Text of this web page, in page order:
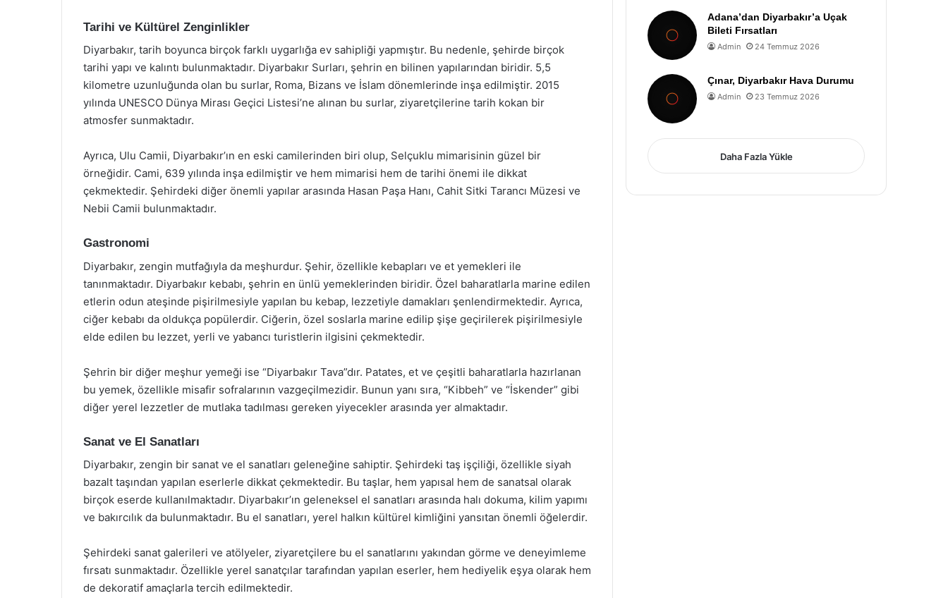
Tarihi ve Kültürel Zenginlikler
Diyarbakır, tarih boyunca birçok farklı uygarlığa ev sahipliği yapmıştır. Bu nedenle, şehirde birçok
tarihi yapı ve kalıntı bulunmaktadır. Diyarbakır Surları, şehrin en bilinen yapılarından biridir. 5,5
kilometre uzunluğunda olan bu surlar, Roma, Bizans ve İslam dönemlerinde inşa edilmiştir. 2015
yılında UNESCO Dünya Mirası Geçici Listesi’ne alınan bu surlar, ziyaretçilerine tarih kokan bir
atmosfer sunmaktadır.
Ayrıca, Ulu Camii, Diyarbakır’ın en eski camilerinden biri olup, Selçuklu mimarisinin güzel bir
örneğidir. Cami, 639 yılında inşa edilmiştir ve hem mimarisi hem de tarihi önemi ile dikkat
çekmektedir. Şehirdeki diğer önemli yapılar arasında Hasan Paşa Hanı, Cahit Sitki Tarancı Müzesi ve
Nebii Camii bulunmaktadır.
Gastronomi
Diyarbakır, zengin mutfağıyla da meşhurdur. Şehir, özellikle kebapları ve et yemekleri ile
tanınmaktadır. Diyarbakır kebabı, şehrin en ünlü yemeklerinden biridir. Özel baharatlarla marine edilen
etlerin odun ateşinde pişirilmesiyle yapılan bu kebap, lezzetiyle damakları şenlendirmektedir. Ayrıca,
ciğer kebabı da oldukça popülerdir. Ciğerin, özel soslarla marine edilip şişe geçirilerek pişirilmesiyle
elde edilen bu lezzet, yerli ve yabancı turistlerin ilgisini çekmektedir.
Şehrin bir diğer meşhur yemeği ise “Diyarbakır Tava”dır. Patates, et ve çeşitli baharatlarla hazırlanan
bu yemek, özellikle misafir sofralarının vazgeçilmezidir. Bunun yanı sıra, “Kibbeh” ve “İskender” gibi
diğer yerel lezzetler de mutlaka tadılması gereken yiyecekler arasında yer almaktadır.
Sanat ve El Sanatları
Diyarbakır, zengin bir sanat ve el sanatları geleneğine sahiptir. Şehirdeki taş işçiliği, özellikle siyah
bazalt taşından yapılan eserlerle dikkat çekmektedir. Bu taşlar, hem yapısal hem de sanatsal olarak
birçok eserde kullanılmaktadır. Diyarbakır’ın geleneksel el sanatları arasında halı dokuma, kilim yapımı
ve bakırcılık da bulunmaktadır. Bu el sanatları, yerel halkın kültürel kimliğini yansıtan önemli öğelerdir.
Şehirdeki sanat galerileri ve atölyeler, ziyaretçilere bu el sanatlarını yakından görme ve deneyimleme
fırsatı sunmaktadır. Özellikle yerel sanatçılar tarafından yapılan eserler, hem hediyelik eşya olarak hem
de dekoratif amaçlarla tercih edilmektedir.
Adana’dan Diyarbakır’a Uçak
Bileti Fırsatları
Admin 24 Temmuz 2026
Çınar, Diyarbakır Hava Durumu
Admin 23 Temmuz 2026
Daha Fazla Yükle